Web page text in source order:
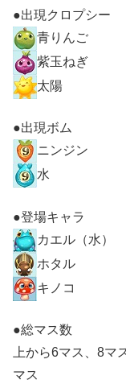
●出現クロプシー
青りんご
紫玉ねぎ
太陽
●出現ボム
ニンジン
水
●登場キャラ
カエル（水）
ホタル
キノコ
●総マス数
上から6マス、8マ
マス